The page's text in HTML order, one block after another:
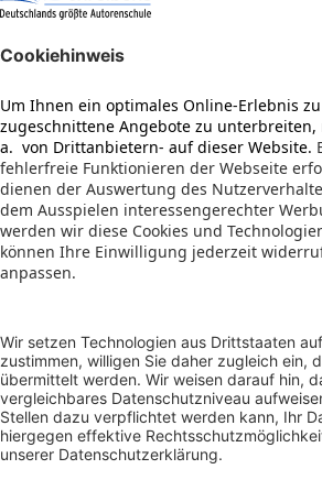
meldet „Ich bin fertig.“ und fragt
jetzt fernsehen?“.
ich schon „Ja“ gesagt, als mein
Schulranzen fällt, aus dem
nicht richtig eingehefteter, Blätter
lesen